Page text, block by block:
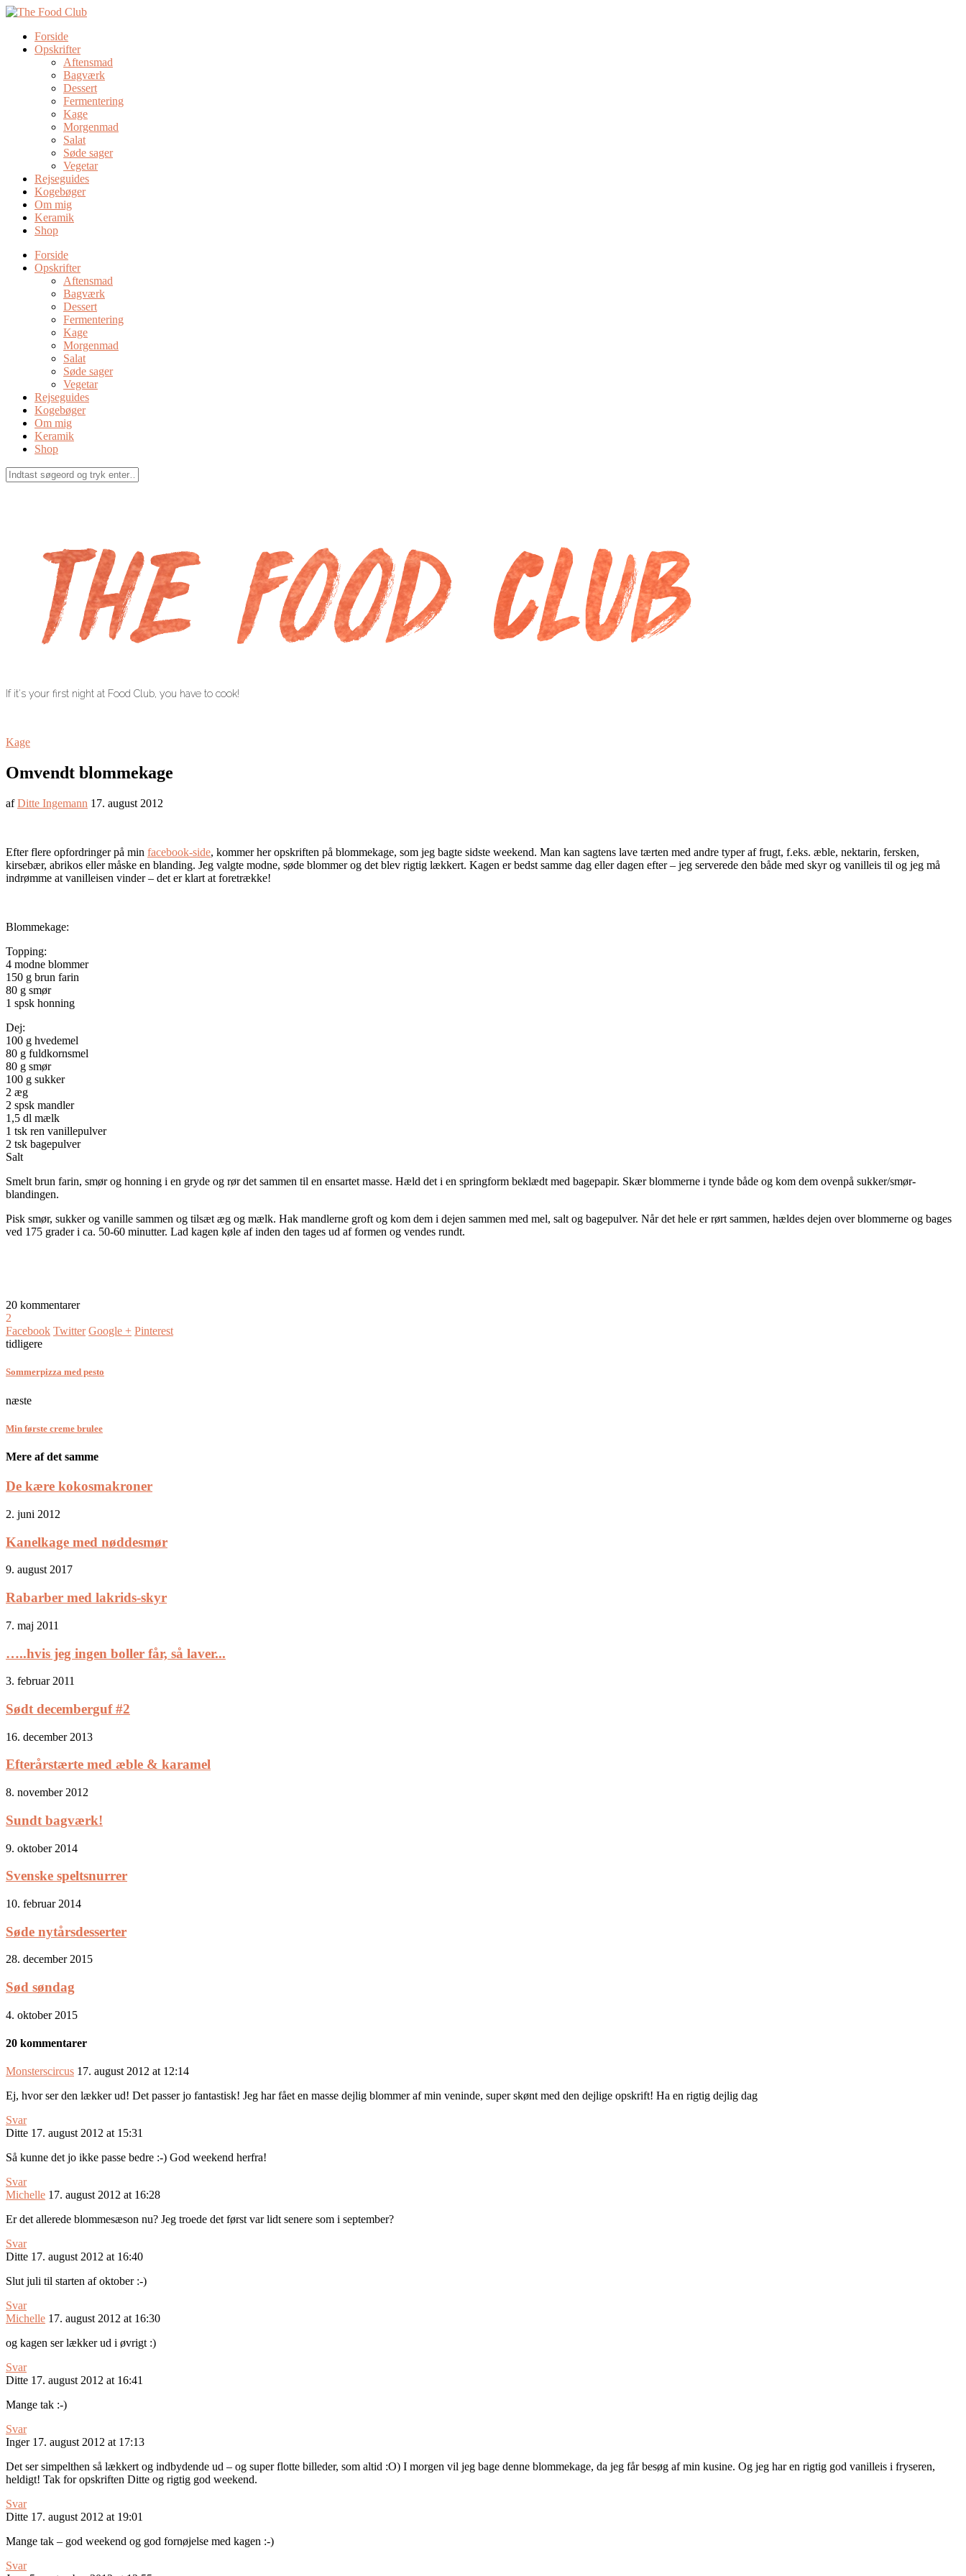
Forside
Opskrifter
Aftensmad
Bagværk
Dessert
Fermentering
Kage
Morgenmad
Salat
Søde sager
Vegetar
Rejseguides
Kogebøger
Om mig
Keramik
Shop
Forside
Opskrifter
Aftensmad
Bagværk
Dessert
Fermentering
Kage
Morgenmad
Salat
Søde sager
Vegetar
Rejseguides
Kogebøger
Om mig
Keramik
Shop
If it's your first night at Food Club, you have to cook!
Kage
Omvendt blommekage
afDitte Ingemann 17. august 2012
Efter flere opfordringer på min facebook-side, kommer her opskriften på blommekage, som jeg bagte sidste weekend. Man kan sagtens lave tærten med andre typer af frugt, f.eks. æble, nektarin, fersken,
kirsebær, abrikos eller måske en blanding. Jeg valgte modne, søde blommer og det blev rigtig lækkert. Kagen er bedst samme dag eller dagen efter – jeg serverede den både med skyr og vanilleis til og jeg må
indrømme at vanilleisen vinder – det er klart at foretrække!
Blommekage:
Topping:
4 modne blommer
150 g brun farin
80 g smør
1 spsk honning
Dej:
100 g hvedemel
80 g fuldkornsmel
80 g smør
100 g sukker
2 æg
2 spsk mandler
1,5 dl mælk
1 tsk ren vanillepulver
2 tsk bagepulver
Salt
Smelt brun farin, smør og honning i en gryde og rør det sammen til en ensartet masse. Hæld det i en springform beklædt med bagepapir. Skær blommerne i tynde både og kom dem ovenpå sukker/smør-
blandingen.
Pisk smør, sukker og vanille sammen og tilsæt æg og mælk. Hak mandlerne groft og kom dem i dejen sammen med mel, salt og bagepulver. Når det hele er rørt sammen, hældes dejen over blommerne og bages
ved 175 grader i ca. 50-60 minutter. Lad kagen køle af inden den tages ud af formen og vendes rundt.
20 kommentarer
2
Facebook Twitter Google + Pinterest
tidligere
Sommerpizza med pesto
næste
Min første creme brulee
Mere af det samme
De kære kokosmakroner
2. juni 2012
Kanelkage med nøddesmør
9. august 2017
Rabarber med lakrids-skyr
7. maj 2011
…..hvis jeg ingen boller får, så laver...
3. februar 2011
Sødt decemberguf #2
16. december 2013
Efterårstærte med æble & karamel
8. november 2012
Sundt bagværk!
9. oktober 2014
Svenske speltsnurrer
10. februar 2014
Søde nytårsdesserter
28. december 2015
Sød søndag
4. oktober 2015
20 kommentarer
Monsterscircus 17. august 2012 at 12:14
Ej, hvor ser den lækker ud! Det passer jo fantastisk! Jeg har fået en masse dejlig blommer af min veninde, super skønt med den dejlige opskrift! Ha en rigtig dejlig dag
Svar
Ditte 17. august 2012 at 15:31
Så kunne det jo ikke passe bedre :-) God weekend herfra!
Svar
Michelle 17. august 2012 at 16:28
Er det allerede blommesæson nu? Jeg troede det først var lidt senere som i september?
Svar
Ditte 17. august 2012 at 16:40
Slut juli til starten af oktober :-)
Svar
Michelle 17. august 2012 at 16:30
og kagen ser lækker ud i øvrigt :)
Svar
Ditte 17. august 2012 at 16:41
Mange tak :-)
Svar
Inger 17. august 2012 at 17:13
Det ser simpelthen så lækkert og indbydende ud – og super flotte billeder, som altid :O) I morgen vil jeg bage denne blommekage, da jeg får besøg af min kusine. Og jeg har en rigtig god vanilleis i fryseren,
heldigt! Tak for opskriften Ditte og rigtig god weekend.
Svar
Ditte 17. august 2012 at 19:01
Mange tak – god weekend og god fornøjelse med kagen :-)
Svar